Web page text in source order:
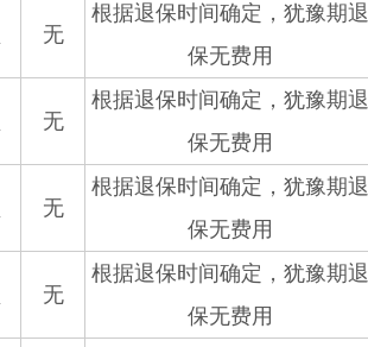
无
根据退保时间确定，犹豫期退
保无费用
无
根据退保时间确定，犹豫期退
保无费用
无
根据退保时间确定，犹豫期退
保无费用
无
根据退保时间确定，犹豫期退
保无费用